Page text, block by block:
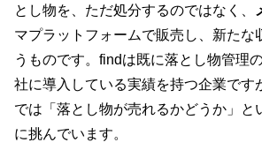
とし物を、ただ処分するのではなく、
マプラットフォームで販売し、新たな
うものです。findは既に落とし物管理
社に導入している実績を持つ企業です
では「落とし物が売れるかどうか」と
に挑んでいます。